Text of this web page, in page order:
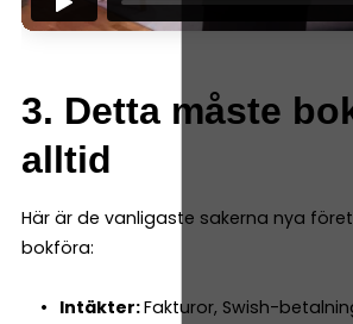
3. Detta måste
alltid
Här är de vanligaste sakerna nya
bokföra:
Intäkter:Fakturor, Swish-